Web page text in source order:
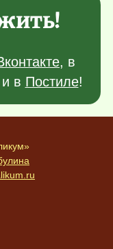
, в
в Постиле!